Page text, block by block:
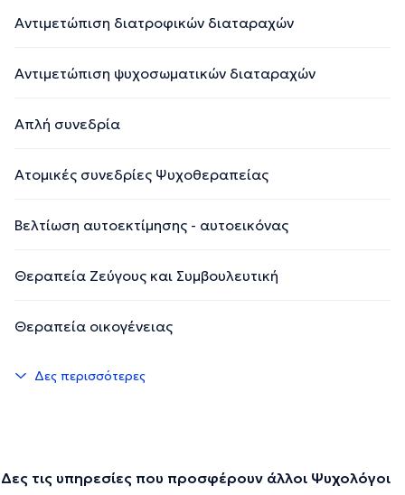
Αντιμετώπιση διατροφικών διαταραχών
Αντιμετώπιση ψυχοσωματικών διαταραχών
Απλή συνεδρία
Ατομικές συνεδρίες Ψυχοθεραπείας
Βελτίωση αυτοεκτίμησης - αυτοεικόνας
Θεραπεία Ζεύγους και Συμβουλευτική
Θεραπεία οικογένειας
Δες περισσότερες
Δες τις υπηρεσίες που προσφέρουν άλλοι Ψυχολόγοι